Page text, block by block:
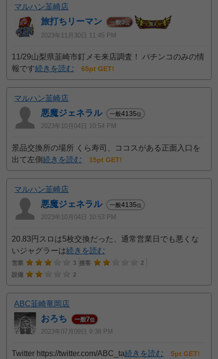
マルハン韮崎店
旅打ちリーマン 一般3位
2023年11月30日 11:45 PM
11/29山梨県韮崎市釘メモ来店調査！ パチンコのみの情
報です続きを読む 65pt GET!
マルハン韮崎店
悪魔ジェネラル 一般4135位
2023年10月04日 10:54 PM
景品交換所の場所 くら寿司、ココスがある正面入口を
出て左側続きを読む 15pt GET!
マルハン韮崎店
悪魔ジェネラル 一般4135位
2023年10月04日 10:53 PM
20.83円スロは5枚交換だった、通常営業日でも悪くな
いジャグラーは続きを読む
営業 3 接客
2
設備
2
ABC韮崎竜岡店
おろち 一般7位
2023年07月09日 9:38 PM
Twitter https://twitter.com/ABC_ta続きを読む 5pt GET!